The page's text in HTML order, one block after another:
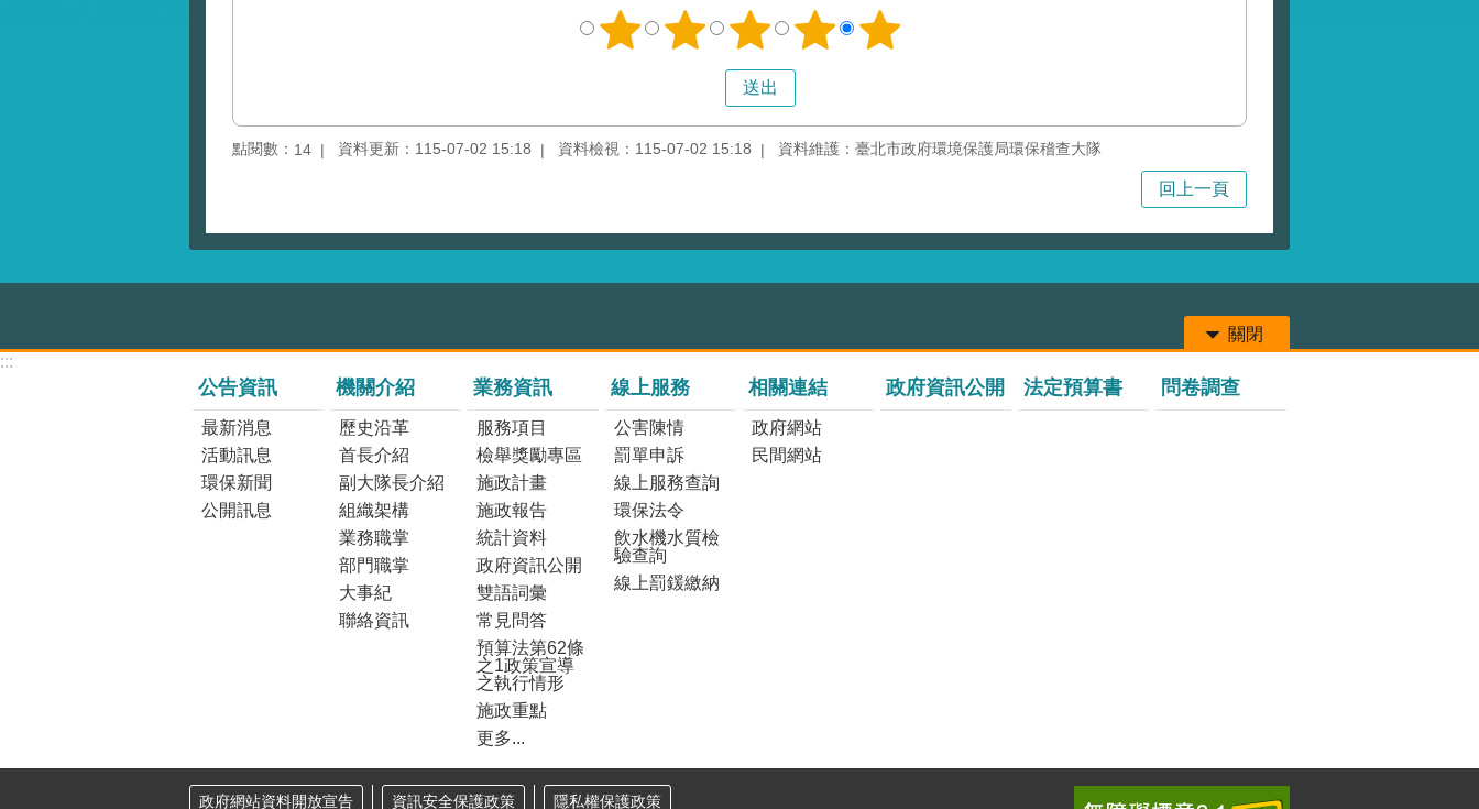
點閱數： 14 資料更新：115-07-02 15:18 資料檢視：115-07-02 15:18 資料維護：臺北市政府環境保護局環保稽查大隊
回上一頁
關閉
:::
公告資訊
最新消息
活動訊息
環保新聞
公開訊息
機關介紹
歷史沿革
首長介紹
副大隊長介紹
組織架構
業務職掌
部門職掌
大事紀
聯絡資訊
業務資訊
服務項目
檢舉獎勵專區
施政計畫
施政報告
統計資料
政府資訊公開
雙語詞彙
常見問答
預算法第62條
之1政策宣導
之執行情形
施政重點
更多...
線上服務
公害陳情
罰單申訴
線上服務查詢
環保法令
飲水機水質檢
驗查詢
線上罰鍰繳納
相關連結
政府網站
民間網站
政府資訊公開 法定預算書 問卷調查
政府網站資料開放宣告 資訊安全保護政策 隱私權保護政策